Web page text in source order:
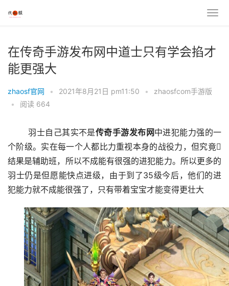
在传奇手游发布网中道士只有学会掐才
能更强大
zhaosf官网 • 2021年8月21日 pm11:50 •
zhaosfcom手游版
•
阅读 664
	羽士自己其实不是
传奇手游发布网中进犯能力强的一
个阶级。实在每一个人都比力重视本身的战役力，但究竟
结果是辅助班，所以不成能有很强的进犯能力。所以更多的
羽士仍是但愿能快点进级，由于到了35级今后，他们的进
犯能力就不成能很强了，只有带着宝宝才能变得更壮大